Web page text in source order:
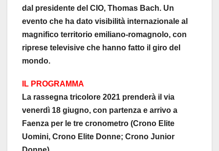
dal presidente del CIO, Thomas Bach. Un
evento che ha dato visibilità internazionale al
magnifico territorio emiliano-romagnolo, con
riprese televisive che hanno fatto il giro del
mondo.
IL PROGRAMMA
La rassegna tricolore 2021 prenderà il via
venerdì 18 giugno, con partenza e arrivo a
Faenza per le tre cronometro (Crono Elite
Uomini, Crono Elite Donne; Crono Junior